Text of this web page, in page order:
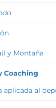
y Montaña
Coaching
al